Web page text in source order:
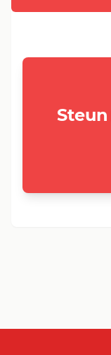
Steun